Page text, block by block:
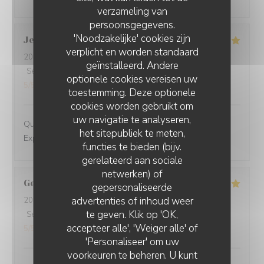
verzameling van
persoonsgegevens.
'Noodzakelijke' cookies zijn
verplicht en worden standaard
geïnstalleerd. Andere
optionele cookies vereisen uw
toestemming. Deze optionele
cookies worden gebruikt om
uw navigatie te analyseren,
het sitepubliek te meten,
functies te bieden (bijv.
gerelateerd aan sociale
netwerken) of
gepersonaliseerde
advertenties of inhoud weer
te geven. Klik op 'OK,
accepteer alle', 'Weiger alle' of
'Personaliseer' om uw
voorkeuren te beheren. U kunt
Jean
2026-08-07 - 20:00 - Gasten 2
Service
Atmosfeer:5/5 Keuken: 5/5 Kwaliteit / Prijs
Qualité des plats Accueil chaleureux du personnel
Explications de chaque plat et vin
Gertrude
2026-08-07
- 13:00 - Gasten 4
Service
Atmosfeer: 4/5 Keuken: 5/5 Kwaliteit / Prijs